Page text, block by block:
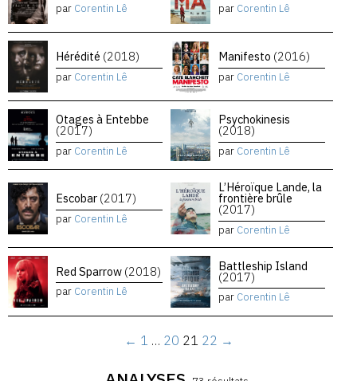
par Corentin Lê par Corentin Lê
Hérédité (2018)
par Corentin Lê
Manifesto (2016)
par Corentin Lê
Otages à Entebbe
(2017)
par Corentin Lê
Psychokinesis
(2018)
par Corentin Lê
Escobar (2017)
par Corentin Lê
L’Héroïque Lande, la
frontière brûle
(2017)
par Corentin Lê
Red Sparrow (2018)
par Corentin Lê
Battleship Island
(2017)
par Corentin Lê
← 1 … 20 21 22 →